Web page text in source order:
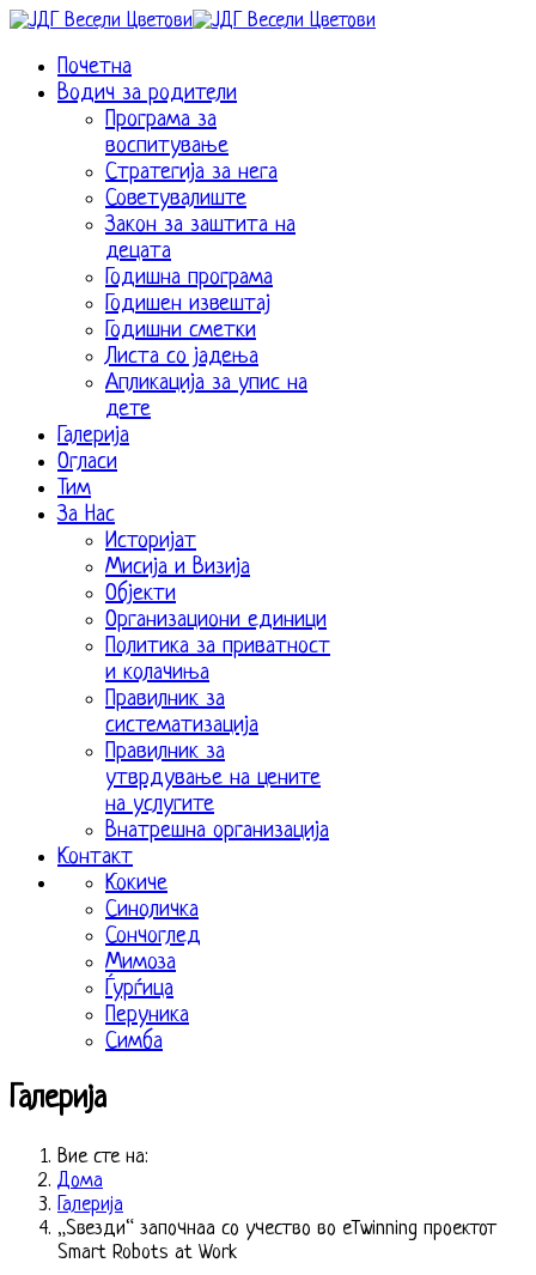
Почетна
Водич за родители
Програма за
воспитување
Стратегија за нега
Советувалиште
Закон за заштита на
децата
Годишна програма
Годишен извештај
Годишни сметки
Листа со јадења
Апликација за упис на
дете
Галерија
Огласи
Тим
За Нас
Историјат
Мисија и Визија
Објекти
Организациони единици
Политика за приватност
и колачиња
Правилник за
систематизација
Правилник за
утврдување на цените
на услугите
Внатрешна организација
Контакт
Кокиче
Синоличка
Сончоглед
Мимоза
Ѓурѓица
Перуника
Симба
Галерија
Вие сте на:
Дома
Галерија
„Ѕвезди“ започнаа со учество во eTwinning проектот
Smart Robots at Work